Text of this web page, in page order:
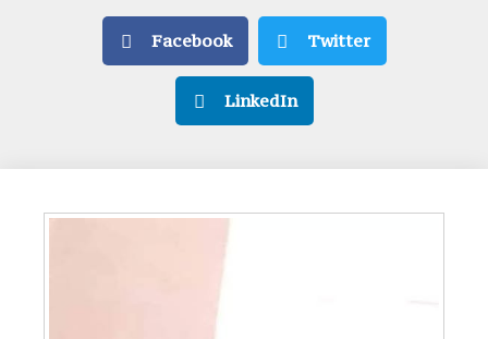
Facebook Twitter
LinkedIn